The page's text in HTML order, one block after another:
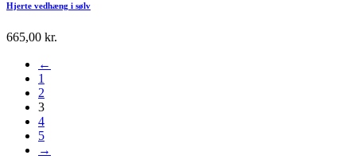
Hjerte vedhæng i sølv
665,00 kr.
←
1
2
3
4
5
→